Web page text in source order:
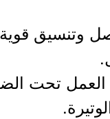
وتنسيق
العمل تحت